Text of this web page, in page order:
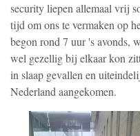
security liepen allemaal vrij
tijd om ons te vermaken op
begon rond 7 uur 's avonds,
wel gezellig bij elkaar kon
in slaap gevallen en
Nederland aangekomen.